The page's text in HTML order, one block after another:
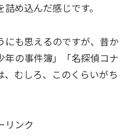
め込んだ感じです。
にも思えるのですが、昔か
年の事件簿」「名探偵コナ
むしろ、このくらいがち
リンク